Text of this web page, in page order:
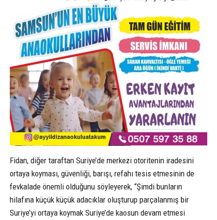
Fidan, diğer taraftan Suriye’de merkezi otoritenin iradesini
ortaya koyması, güvenliği, barışı, refahı tesis etmesinin de
fevkalade önemli olduğunu söyleyerek, “Şimdi bunların
hilafına küçük küçük adacıklar oluşturup parçalanmış bir
Suriye’yi ortaya koymak Suriye’de kaosun devam etmesi